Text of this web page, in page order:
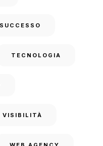
SUCCESSO
TECNOLOGIA
VISIBILITÀ